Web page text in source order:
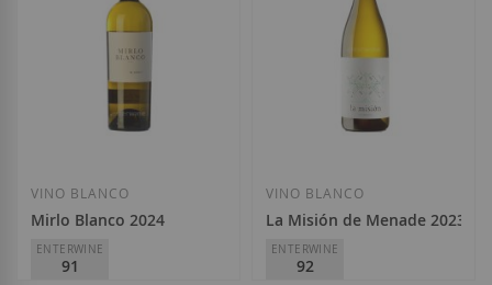
Añadir a la Lista de Deseos Añadir a la Lista
VINO BLANCO
Mirlo Blanco 2024
ENTERWINE
91
VINO BLANCO
La Misión de Menade 2023
ENTERWINE
92